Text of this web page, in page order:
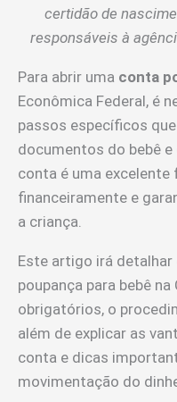
certidão de
responsáveis à
Para abrir uma conta
Econômica Federal, é
passos específicos
documentos do bebê e
conta é uma
financeiramente e
a criança.
Este artigo irá
poupança para bebê
obrigatórios, o
além de explicar as
conta e dicas
movimentação do